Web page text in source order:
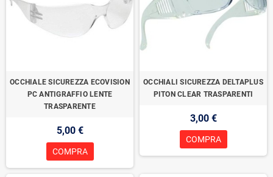
OCCHIALE SICUREZZA ECOVISION
PC ANTIGRAFFIO LENTE
TRASPARENTE
5,00 €
COMPRA
OCCHIALI SICUREZZA DELTAPLUS
PITON CLEAR TRASPARENTI
3,00 €
COMPRA